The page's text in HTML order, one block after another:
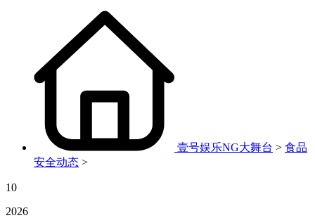
壹号娱乐NG大舞台 > 食品
安全动态 >
10
2026